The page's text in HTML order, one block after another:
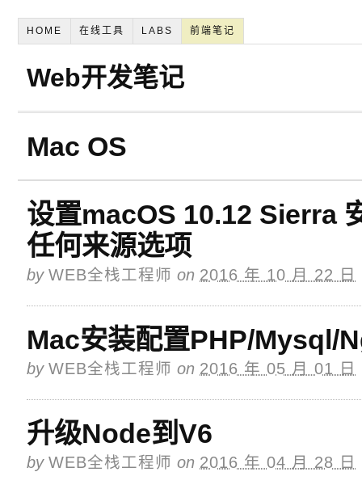
HOME 在线工具 LABS 前端笔记
Web开发笔记
Mac OS
设置macOS 10.12 Sierra
任何来源选项
by WEB全栈工程师 on 2016 年 10 月 22 日
Mac安装配置PHP/Mysql/
by WEB全栈工程师 on 2016 年 05 月 01 日
升级Node到V6
by WEB全栈工程师 on 2016 年 04 月 28 日